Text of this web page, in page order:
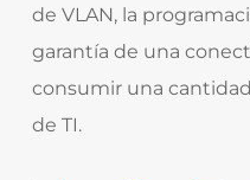
de VLAN, la
garantía de una
consumir una
de TI.